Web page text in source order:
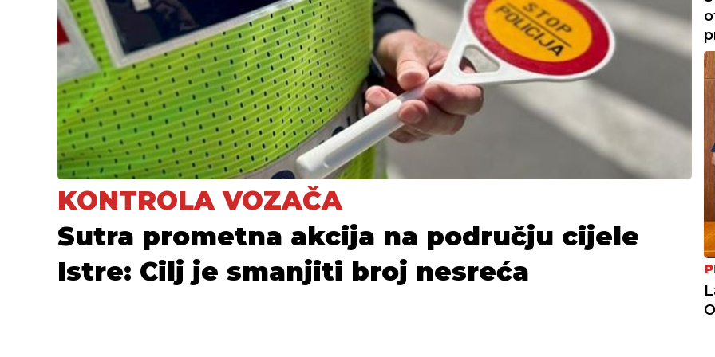
KONTROLA VOZAČA
Sutra prometna akcija na području cijele
Istre: Cilj je smanjiti broj nesreća